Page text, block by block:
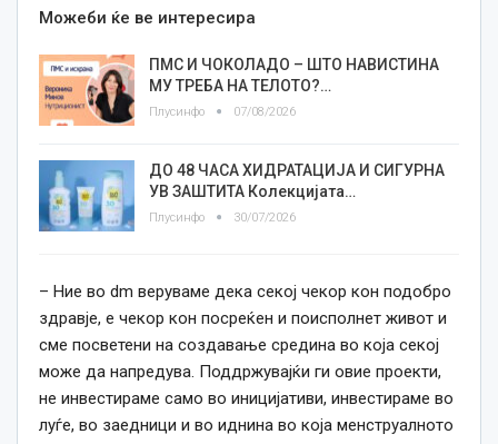
Можеби ќе ве интересира
ПМС И ЧОКОЛАДО – ШТО НАВИСТИНА
МУ ТРЕБА НА ТЕЛОТО?…
Плусинфо 07/08/2026
ДО 48 ЧАСА ХИДРАТАЦИЈА И СИГУРНА
УВ ЗАШТИТА Колекцијата…
Плусинфо 30/07/2026
– Ние во dm веруваме дека секој чекор кон подобро
здравје, е чекор кон посреќен и поисполнет живот и
сме посветени на создавање средина во која секој
може да напредува. Поддржувајќи ги овие проекти,
не инвестираме само во иницијативи, инвестираме во
луѓе, во заедници и во иднина во која менструалното